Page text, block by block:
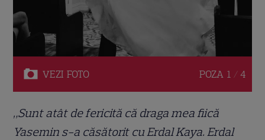
VEZI FOTO POZA 1 / 4
„Sunt atât de fericită că draga mea fiică
Yasemin s-a căsătorit cu Erdal Kaya. Erdal